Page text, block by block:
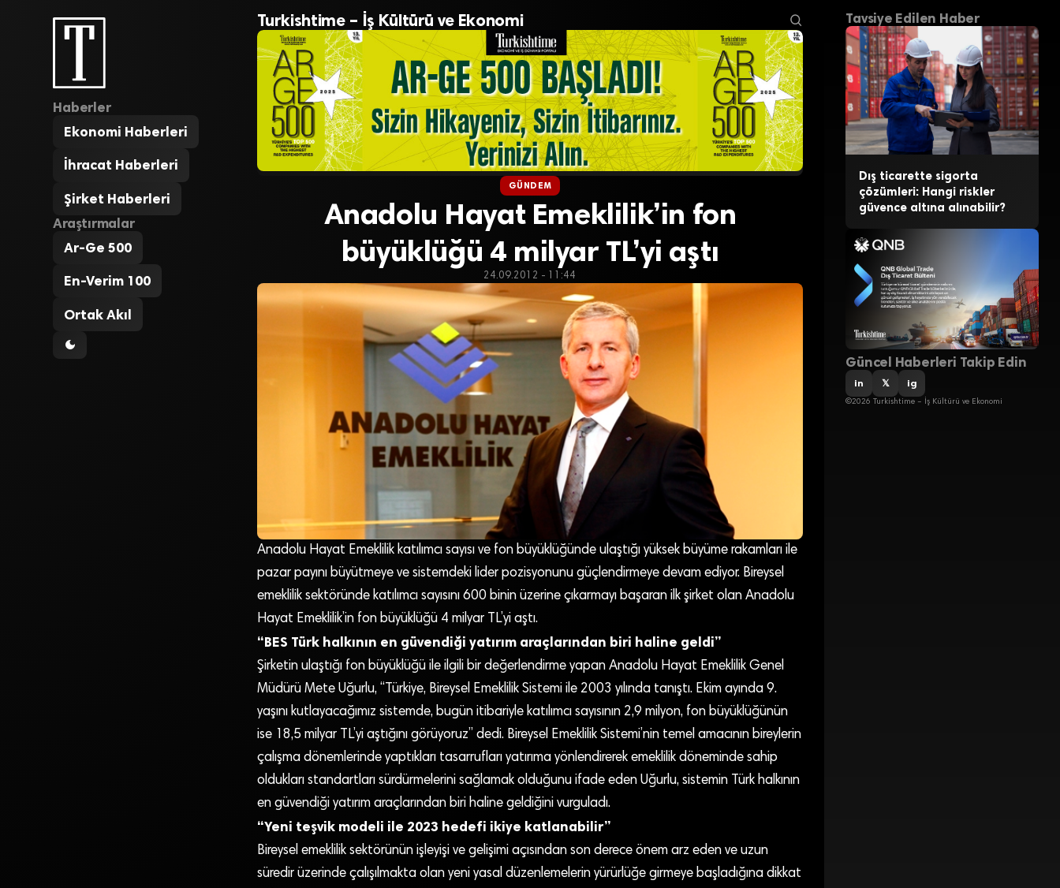
Haberler
Ekonomi Haberleri
İhracat Haberleri
Şirket Haberleri
Araştırmalar
Ar-Ge 500
En-Verim 100
Ortak Akıl
Turkishtime – İş Kültürü ve Ekonomi
GÜNDEM
Anadolu Hayat Emeklilik’in fon
büyüklüğü 4 milyar TL’yi aştı
24.09.2012 - 11:44
Anadolu Hayat Emeklilik katılımcı sayısı ve fon büyüklüğünde ulaştığı yüksek büyüme rakamları ile
pazar payını büyütmeye ve sistemdeki lider pozisyonunu güçlendirmeye devam ediyor. Bireysel
emeklilik sektöründe katılımcı sayısını 600 binin üzerine çıkarmayı başaran ilk şirket olan Anadolu
Hayat Emeklilik’in fon büyüklüğü 4 milyar TL’yi aştı.
“BES Türk halkının en güvendiği yatırım araçlarından biri haline geldi”
Şirketin ulaştığı fon büyüklüğü ile ilgili bir değerlendirme yapan Anadolu Hayat Emeklilik Genel
Müdürü Mete Uğurlu, “Türkiye, Bireysel Emeklilik Sistemi ile 2003 yılında tanıştı. Ekim ayında 9.
yaşını kutlayacağımız sistemde, bugün itibariyle katılımcı sayısının 2,9 milyon, fon büyüklüğünün
ise 18,5 milyar TL’yi aştığını görüyoruz” dedi. Bireysel Emeklilik Sistemi’nin temel amacının bireylerin
çalışma dönemlerinde yaptıkları tasarrufları yatırıma yönlendirerek emeklilik döneminde sahip
oldukları standartları sürdürmelerini sağlamak olduğunu ifade eden Uğurlu, sistemin Türk halkının
en güvendiği yatırım araçlarından biri haline geldiğini vurguladı.
“Yeni teşvik modeli ile 2023 hedefi ikiye katlanabilir”
Bireysel emeklilik sektörünün işleyişi ve gelişimi açısından son derece önem arz eden ve uzun
süredir üzerinde çalışılmakta olan yeni yasal düzenlemelerin yürürlüğe girmeye başladığına dikkat
Tavsiye Edilen Haber
Dış ticarette sigorta
çözümleri: Hangi riskler
güvence altına alınabilir?
Güncel Haberleri Takip Edin
in 𝕏 ig
©2026 Turkishtime – İş Kültürü ve Ekonomi